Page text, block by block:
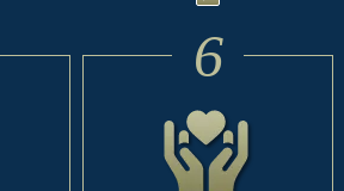
6